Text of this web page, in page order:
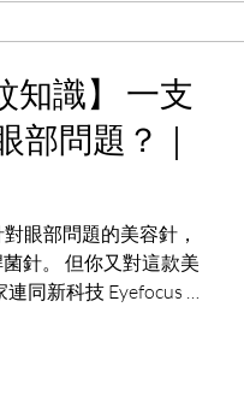
知識】 一支
部問題？｜
眼部問題的美容針，
針。 但你又對這款美
同新科技 Eyefocus 眼